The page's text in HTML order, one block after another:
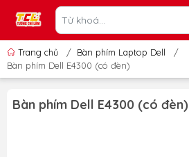
Trang chủ / Bàn phím Laptop Dell
/
Bàn phím Dell E4300 (có đèn)
Bàn phím Dell E4300 (có đèn)